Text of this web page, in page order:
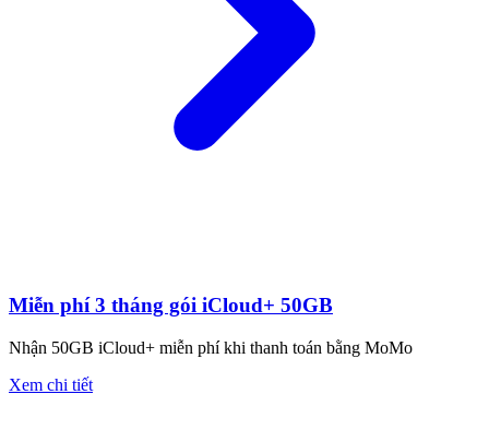
Miễn phí 3 tháng gói iCloud+ 50GB
Nhận 50GB iCloud+ miễn phí khi thanh toán bằng MoMo
Xem chi tiết